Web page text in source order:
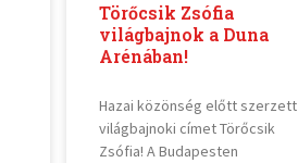
Törőcsik Zsófia
világbajnok a Duna
Arénában!
Hazai közönség előtt szerzett
világbajnoki címet Törőcsik
Zsófia! A Budapesten